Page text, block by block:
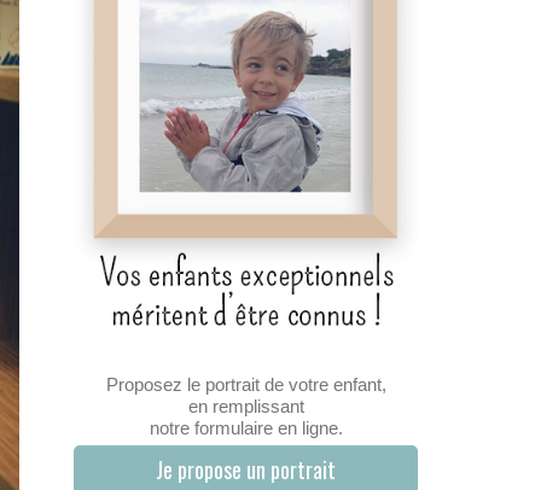
Proposez le portrait de votre enfant,
en remplissant
notre formulaire en ligne.
Je propose un portrait